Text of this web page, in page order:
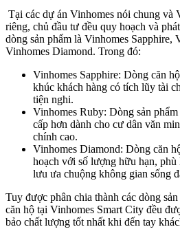
Tại các dự án Vinhomes nói chung và
riêng, chủ đầu tư đều quy hoạch và
dòng sản phẩm là Vinhomes Sapphire,
Vinhomes Diamond. Trong đó:
Vinhomes Sapphire: Dòng căn
khúc khách hàng có tích lũy tài
tiện nghi.
Vinhomes Ruby: Dòng sản
cấp hơn dành cho cư dân văn
chính cao.
Vinhomes Diamond: Dòng căn
hoạch với số lượng hữu hạn,
lưu ưa chuộng không gian sống
Tuy được phân chia thành các dòng
căn hộ tại Vinhomes Smart City đều
bảo chất lượng tốt nhất khi đến tay